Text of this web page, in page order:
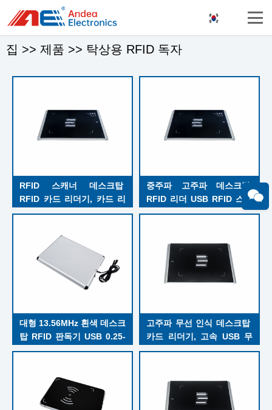
집 >> 제품 >> 탁상용 RFID 독자
RFID 스캐너 데스크탑
RFID 카드 리더기, 카드 리
더기 모듈이 있는 근거리 고
중주파 고주파 데스크탑
RFID 리더 USB RFID 스캐
너는 호스트 및 스캔 작업을
대형 13.56MHz 흰색 데스크
탑 RFID 판독기 USB 0.25-
1.5W
고주파 무선 인식 데스크탑
카드 리더기, 고속 USB 무
선 인식 카드 리더기